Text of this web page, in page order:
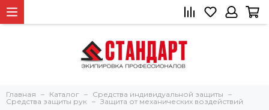
Главная Каталог
Средства индивидуальной защиты
Средства защиты рук
Защита от механических воздействий